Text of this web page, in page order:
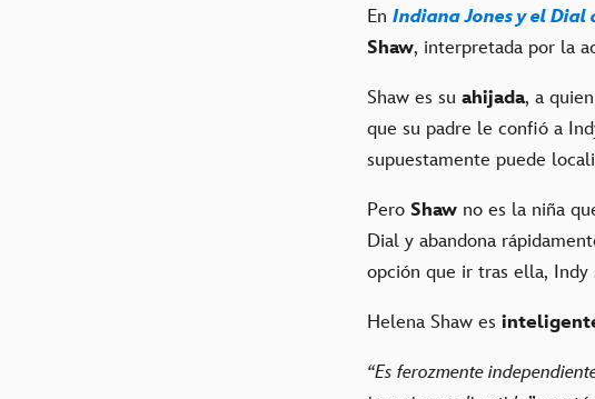
En Indiana Jones y el Dial
Shaw, interpretada por la
Shaw es su ahijada, a
que su padre le confió a
supuestamente puede
Pero Shaw no es la niña
Dial y abandona
opción que ir tras ella, Indy
Helena Shaw es
“Es ferozmente